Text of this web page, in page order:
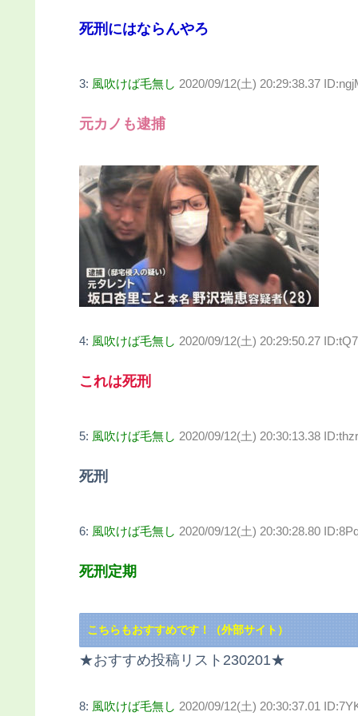
死刑にはならんやろ
3: 風吹けば毛無し 2020/09/12(土) 20:29:38.37
元カノも逮捕
4: 風吹けば毛無し 2020/09/12(土) 20:29:50.27
これは死刑
5: 風吹けば毛無し 2020/09/12(土) 20:30:13.38
死刑
6: 風吹けば毛無し 2020/09/12(土) 20:30:28.80
死刑定期
こちらもおすすめです！（外部サイト）
★おすすめ投稿リスト230201★
8: 風吹けば毛無し 2020/09/12(土) 20:30:37.01